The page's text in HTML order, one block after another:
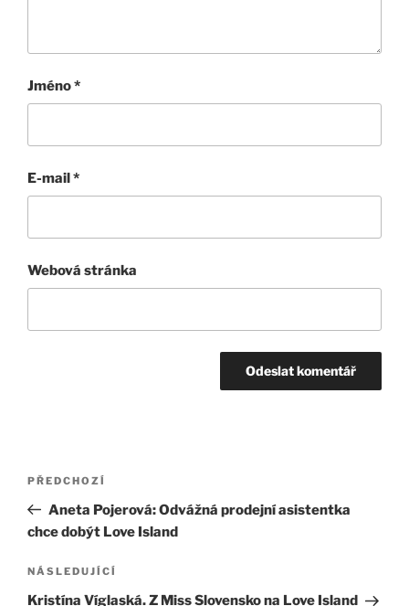
Jméno*
E-mail*
Webová stránka
Navigace
příspěvek
Předchozí
příspěvek
PŘEDCHOZÍ
Aneta Pojerová: Odvážná prodejní asistentka
chce dobýt Love Island
Následující
příspěvek
NÁSLEDUJÍCÍ
Kristína Víglaská. Z Miss Slovensko na Love Island